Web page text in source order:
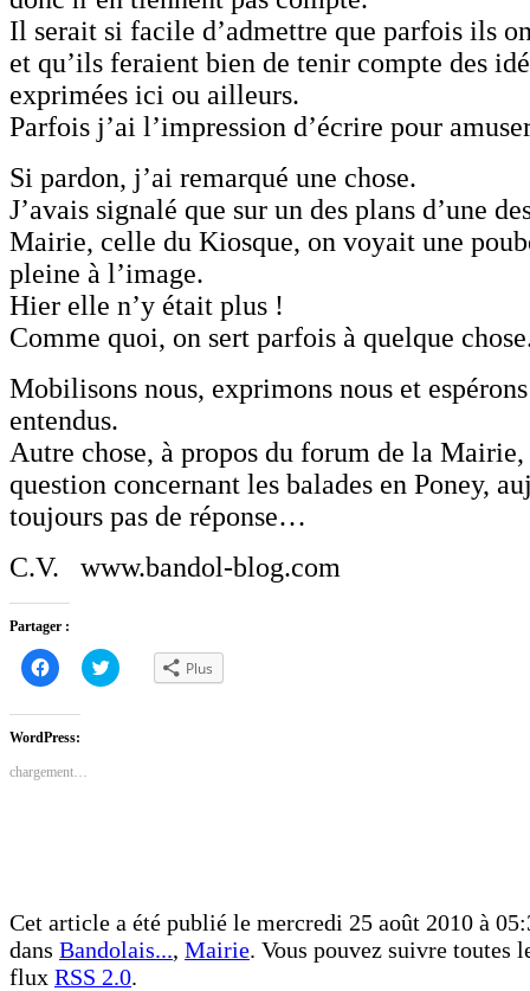
Il serait si facile d’admettre que parfois ils
et qu’ils feraient bien de tenir compte des
exprimées ici ou ailleurs.
Parfois j’ai l’impression d’écrire pour
Si pardon, j’ai remarqué une chose.
J’avais signalé que sur un des plans d’une
Mairie, celle du Kiosque, on voyait une
pleine à l’image.
Hier elle n’y était plus !
Comme quoi, on sert parfois à quelque
Mobilisons nous, exprimons nous et
entendus.
Autre chose, à propos du forum de la Mairie,
question concernant les balades en Poney,
toujours pas de réponse…
C.V. www.bandol-blog.com
Partager :
Cliquez
pour
partager
Facebook(ouvre
dans
une
fenêtre)
Cliquez
pour Plus
WordPress:
chargement…
Cet article a été publié le mercredi 25 août 2010 à
dans Bandolais..., Mairie. Vous pouvez suivre toutes
flux RSS 2.0.